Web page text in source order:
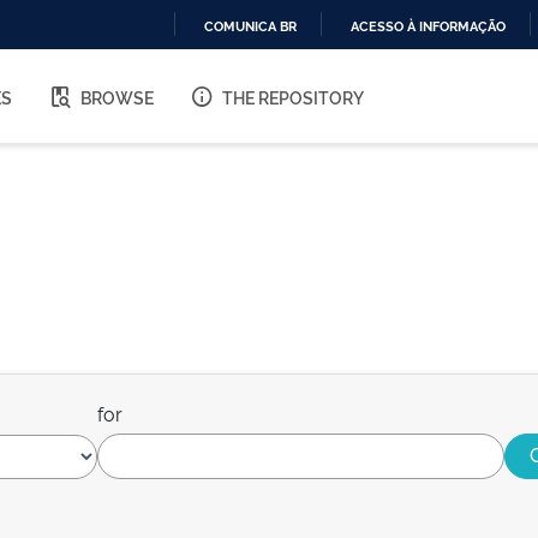
O
COMUNICA BR ACESSO À INFORMAÇÃO
BROWSE THE REPOSITORY
for